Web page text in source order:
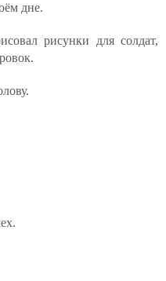
дне.
рисунки для солдат,